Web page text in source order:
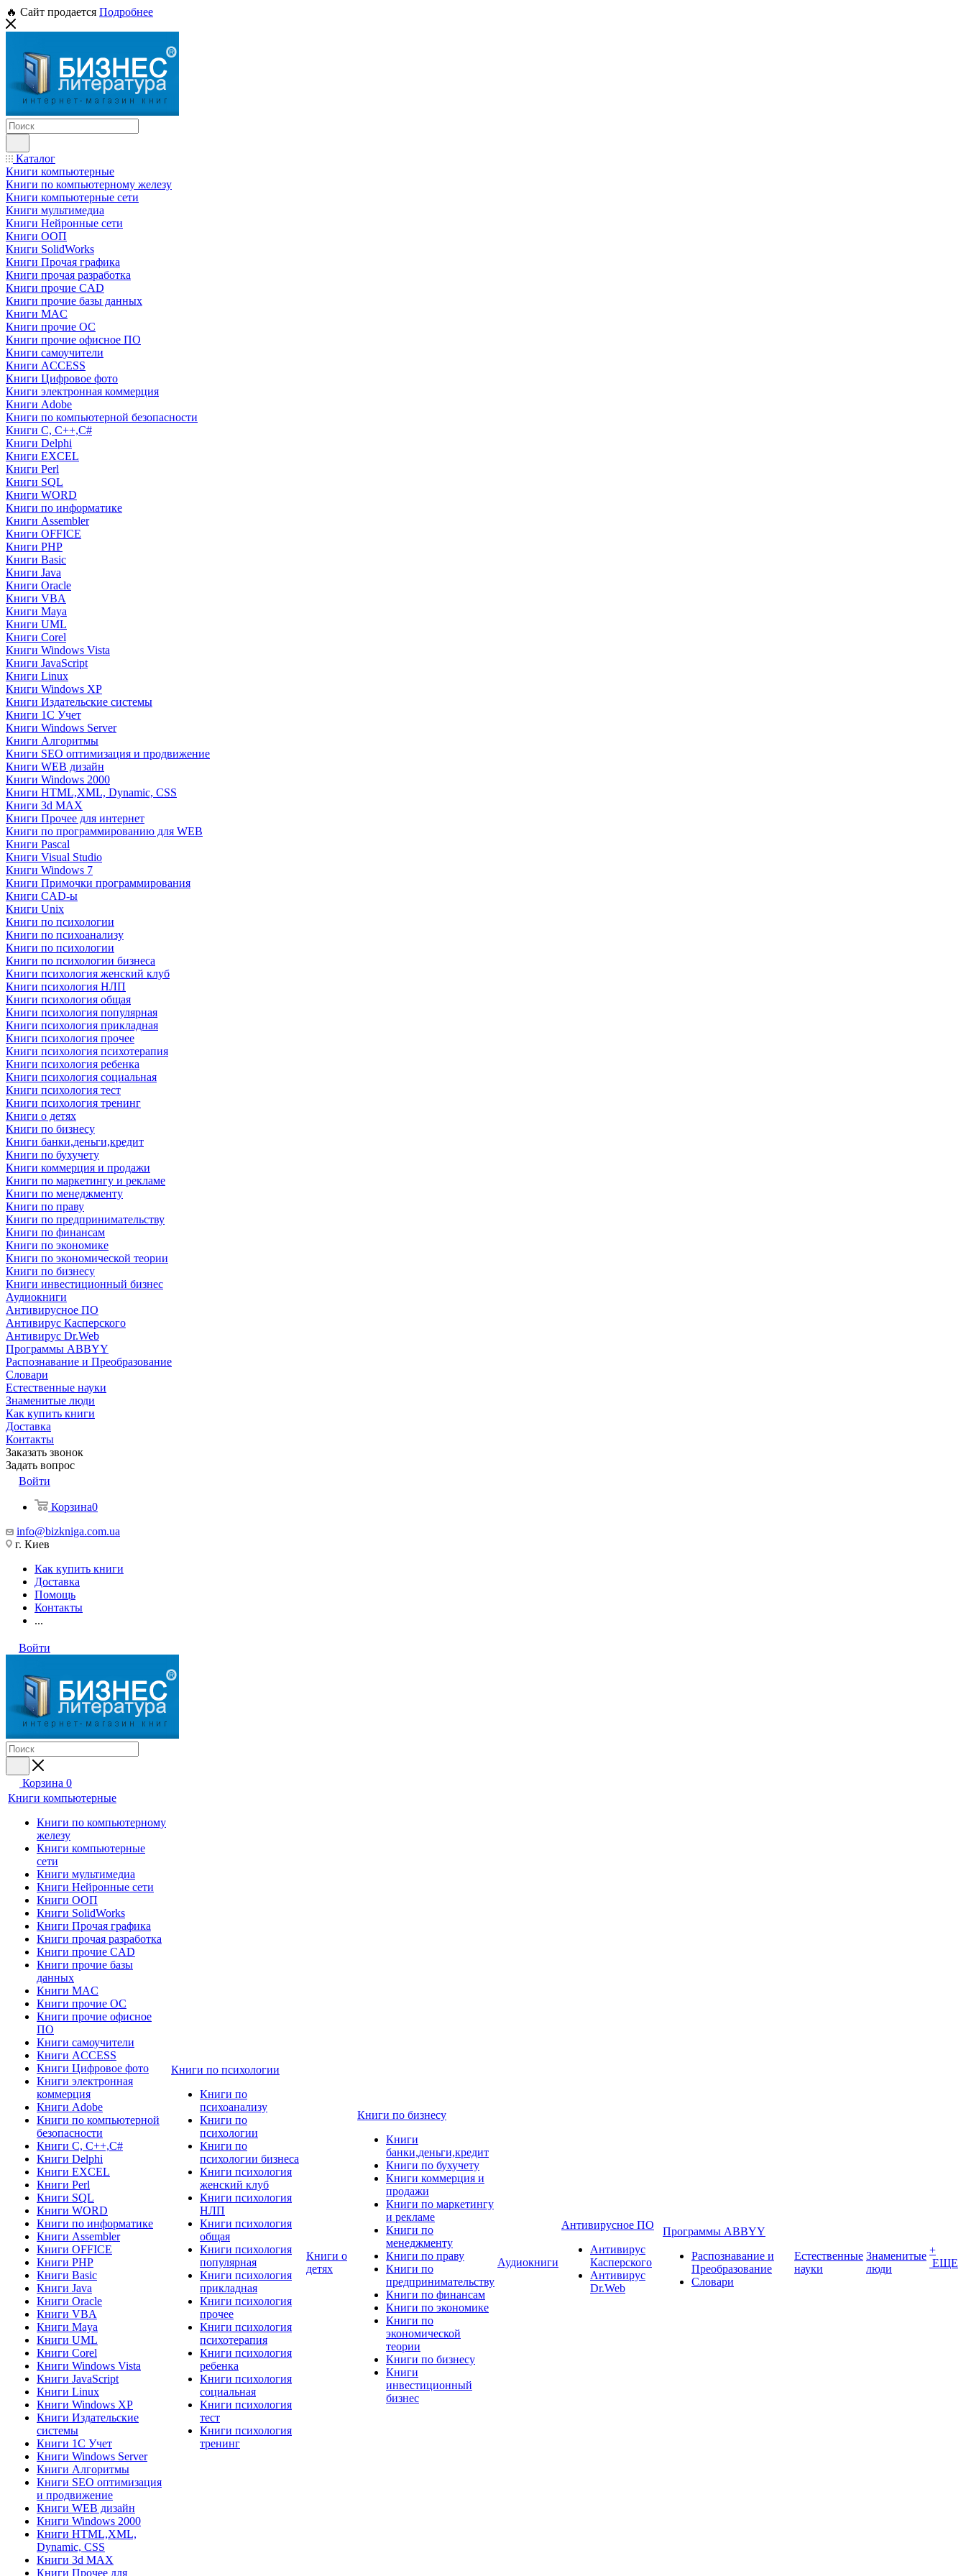
🔥 Сайт продается Подробнее
Каталог
Книги компьютерные
Книги по компьютерному железу
Книги компьютерные сети
Книги мультимедиа
Книги Нейронные сети
Книги ООП
Книги SolidWorks
Книги Прочая графика
Книги прочая разработка
Книги прочие CAD
Книги прочие базы данных
Книги MAC
Книги прочие ОС
Книги прочие офисное ПО
Книги самоучители
Книги ACCESS
Книги Цифровое фото
Книги электронная коммерция
Книги Adobe
Книги по компьютерной безопасности
Книги C, C++,С#
Книги Delphi
Книги EXCEL
Книги Perl
Книги SQL
Книги WORD
Книги по информатике
Книги Assembler
Книги OFFICE
Книги PHP
Книги Basic
Книги Java
Книги Oracle
Книги VBA
Книги Maya
Книги UML
Книги Corel
Книги Windows Vista
Книги JavaScript
Книги Linux
Книги Windows XP
Книги Издательские системы
Книги 1C Учет
Книги Windows Server
Книги Алгоритмы
Книги SEO оптимизация и продвижение
Книги WEB дизайн
Книги Windows 2000
Книги HTML,XML, Dynamic, CSS
Книги 3d MAX
Книги Прочее для интернет
Книги по программированию для WEB
Книги Pascal
Книги Visual Studio
Книги Windows 7
Книги Примочки программирования
Книги CAD-ы
Книги Unix
Книги по психологии
Книги по психоанализу
Книги по психологии
Книги по психологии бизнеса
Книги психология женский клуб
Книги психология НЛП
Книги психология общая
Книги психология популярная
Книги психология прикладная
Книги психология прочее
Книги психология психотерапия
Книги психология ребенка
Книги психология социальная
Книги психология тест
Книги психология тренинг
Книги о детях
Книги по бизнесу
Книги банки,деньги,кредит
Книги по бухучету
Книги коммерция и продажи
Книги по маркетингу и рекламе
Книги по менеджменту
Книги по праву
Книги по предпринимательству
Книги по финансам
Книги по экономике
Книги по экономической теории
Книги по бизнесу
Книги инвестиционный бизнес
Аудиокниги
Антивирусное ПО
Антивирус Касперского
Антивирус Dr.Web
Программы ABBYY
Распознавание и Преобразование
Словари
Естественные науки
Знаменитые люди
Как купить книги
Доставка
Контакты
Заказать звонок
Задать вопрос
Войти
Корзина0
info@bizkniga.com.ua
г. Киев
Как купить книги
Доставка
Помощь
Контакты
...
Войти
Корзина 0
Книги компьютерные
Книги по компьютерному
железу
Книги компьютерные
сети
Книги мультимедиа
Книги Нейронные сети
Книги ООП
Книги SolidWorks
Книги Прочая графика
Книги прочая разработка
Книги прочие CAD
Книги прочие базы
данных
Книги MAC
Книги прочие ОС
Книги прочие офисное
ПО
Книги самоучители
Книги ACCESS
Книги Цифровое фото
Книги электронная
коммерция
Книги Adobe
Книги по компьютерной
безопасности
Книги C, C++,С#
Книги Delphi
Книги EXCEL
Книги Perl
Книги SQL
Книги WORD
Книги по информатике
Книги Assembler
Книги OFFICE
Книги PHP
Книги Basic
Книги Java
Книги Oracle
Книги VBA
Книги Maya
Книги UML
Книги Corel
Книги Windows Vista
Книги JavaScript
Книги Linux
Книги Windows XP
Книги Издательские
системы
Книги 1C Учет
Книги Windows Server
Книги Алгоритмы
Книги SEO оптимизация
и продвижение
Книги WEB дизайн
Книги Windows 2000
Книги HTML,XML,
Dynamic, CSS
Книги 3d MAX
Книги Прочее для
Книги по психологии
Книги по
психоанализу
Книги по
психологии
Книги по
психологии бизнеса
Книги психология
женский клуб
Книги психология
НЛП
Книги психология
общая
Книги психология
популярная
Книги психология
прикладная
Книги психология
прочее
Книги психология
психотерапия
Книги психология
ребенка
Книги психология
социальная
Книги психология
тест
Книги психология
тренинг
Книги о
детях
Книги по бизнесу
Книги
банки,деньги,кредит
Книги по бухучету
Книги коммерция и
продажи
Книги по маркетингу
и рекламе
Книги по
менеджменту
Книги по праву
Книги по
предпринимательству
Книги по финансам
Книги по экономике
Книги по
экономической
теории
Книги по бизнесу
Книги
инвестиционный
бизнес
Аудиокниги
Антивирусное ПО
Антивирус
Касперского
Антивирус
Dr.Web
Программы ABBYY
Распознавание и
Преобразование
Словари
Естественные
науки
Знаменитые
люди
+
ЕЩЕ